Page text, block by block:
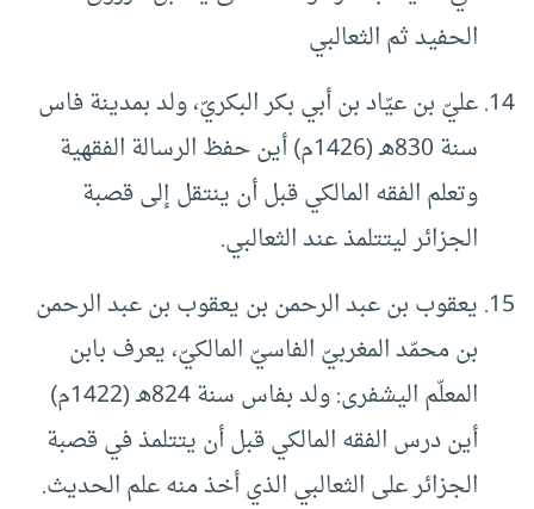
الحفيد ثم الثعالبي
عليّ بن عيّاد بن أبي بكر البكريّ، ولد بمدينة فاس
سنة 830هـ (1426م) أين حفظ الرسالة الفقهية
وتعلم الفقه المالكي قبل أن ينتقل إلى قصبة
الجزائر ليتتلمذ عند الثعالبي.
يعقوب بن عبد الرحمن بن يعقوب بن عبد الرحمن
بن محمّد المغربيّ الفاسيّ المالكيّ، يعرف بابن
المعلّم اليشفرى: ولد بفاس سنة 824هـ (1422م)
أين درس الفقه المالكي قبل أن يتتلمذ في قصبة
الجزائر على الثعالبي الذي أخذ منه علم الحديث.